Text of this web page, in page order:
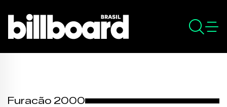
Furacão 2000